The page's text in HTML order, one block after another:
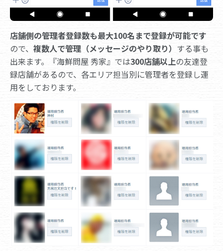
店舗側の管理者登録数も最大100名まで登録が可能です
ので、 複数人で管理（メッセージのやり取り） する事も
出来ます。『海鮮問屋 秀家』では300店舗以上の友達登
録店舗があるので、各エリア担当別に管理者を登録し運
用をしております。